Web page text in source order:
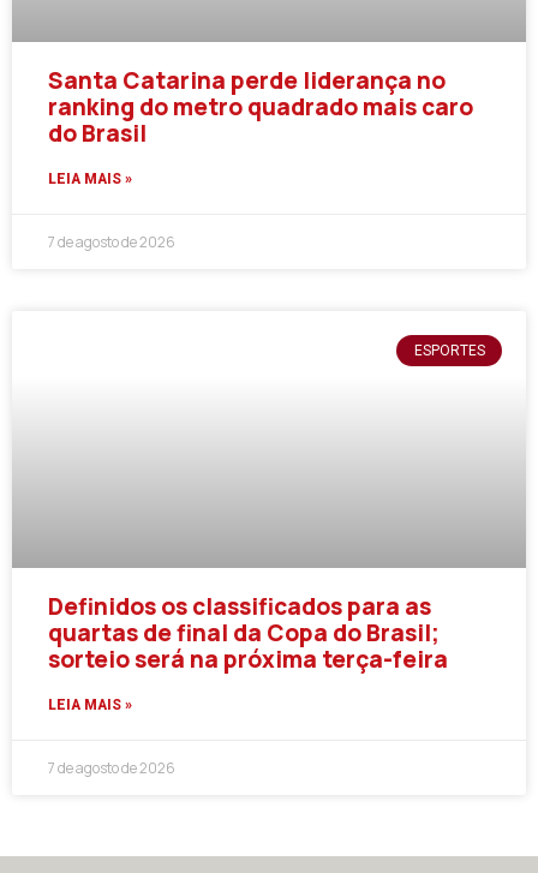
Santa Catarina perde liderança no
ranking do metro quadrado mais caro
do Brasil
LEIA MAIS »
7 de agosto de 2026
ESPORTES
Definidos os classificados para as
quartas de final da Copa do Brasil;
sorteio será na próxima terça-feira
LEIA MAIS »
7 de agosto de 2026